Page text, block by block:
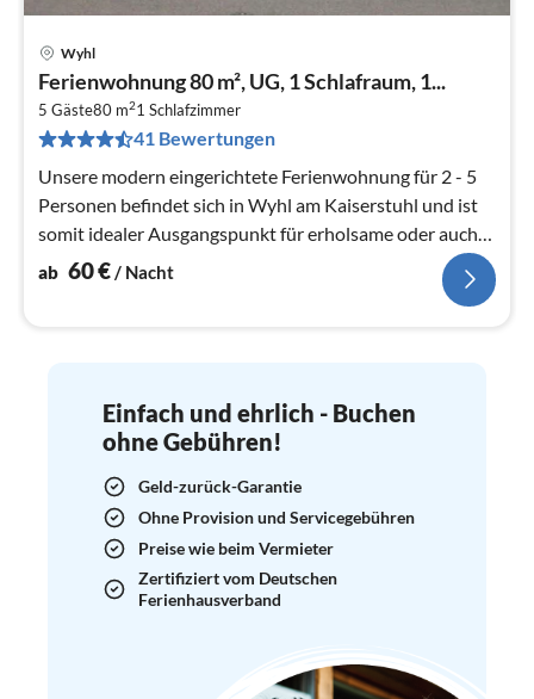
Wyhl
Ferienwohnung 80 m², UG, 1 Schlafraum, 1...
5 Gäste80 m21 Schlafzimmer
41 Bewertungen
Unsere modern eingerichtete Ferienwohnung für 2 - 5
Personen befindet sich in Wyhl am Kaiserstuhl und ist
somit idealer Ausgangspunkt für erholsame oder auch
erlebnisreiche Ferien...
ab 60€/ Nacht
Einfach und ehrlich - Buchen
ohne Gebühren!
Geld-zurück-Garantie
Ohne Provision und Servicegebühren
Preise wie beim Vermieter
Zertifiziert vom Deutschen
Ferienhausverband